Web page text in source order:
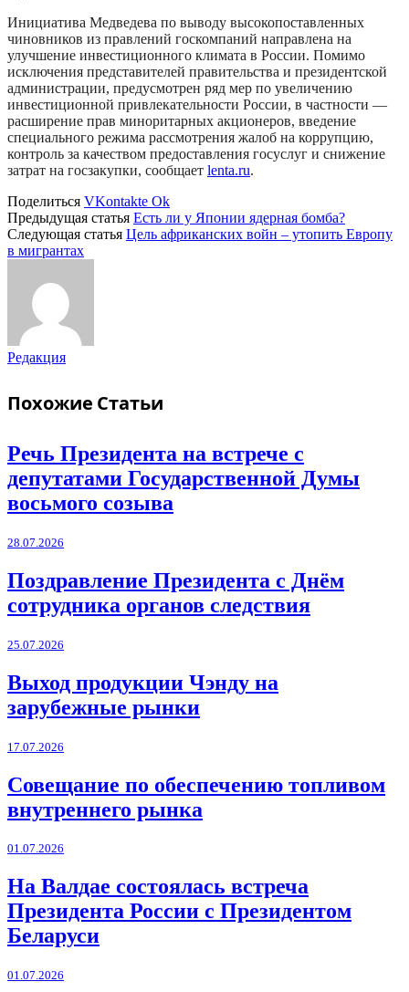
Инициатива Медведева по выводу высокопоставленных
чиновников из правлений госкомпаний направлена на
улучшение инвестиционного климата в России. Помимо
исключения представителей правительства и президентской
администрации, предусмотрен ряд мер по увеличению
инвестиционной привлекательности России, в частности —
расширение прав миноритарных акционеров, введение
специального режима рассмотрения жалоб на коррупцию,
контроль за качеством предоставления госуслуг и снижение
затрат на госзакупки, сообщает lenta.ru.
Поделиться VKontakte Ok
Предыдущая статья Есть ли у Японии ядерная бомба?
Следующая статья Цель африканских войн – утопить Европу
в мигрантах
Редакция
Похожие Статьи
Речь Президента на встрече с
депутатами Государственной Думы
восьмого созыва
28.07.2026
Поздравление Президента с Днём
сотрудника органов следствия
25.07.2026
Выход продукции Чэнду на
зарубежные рынки
17.07.2026
Совещание по обеспечению топливом
внутреннего рынка
01.07.2026
На Валдае состоялась встреча
Президента России с Президентом
Беларуси
01.07.2026